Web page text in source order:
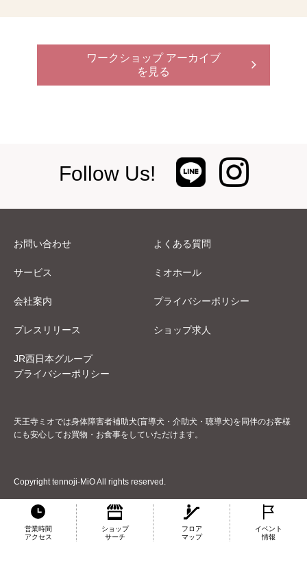
ワークショップ アーカイブ
を見る
Follow Us!
営業時間
アクセス
ショップ
サーチ
フロア
マップ
イベント
情報
お問い合わせ よくある質問
サービス ミオホール
会社案内 プライバシーポリシー
プレスリリース ショップ求人
JR西日本グループ
プライバシーポリシー
天王寺ミオでは身体障害者補助犬(盲導犬・介助犬・聴導犬)を同伴のお客様
にも安心してお買物・お食事をしていただけます。
Copyright tennoji-MiO All rights reserved.